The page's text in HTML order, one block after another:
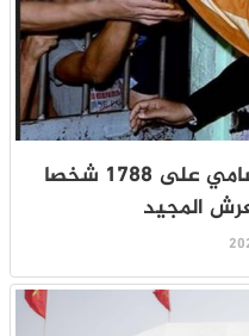
جلالة الملك يصدر عفوه السامي على 1788 شخصا
المجيد